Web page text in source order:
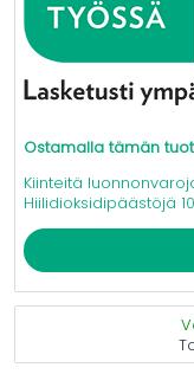
Ostamalla tämän
Kiinteitä
Hiilidioksidipäästöjä